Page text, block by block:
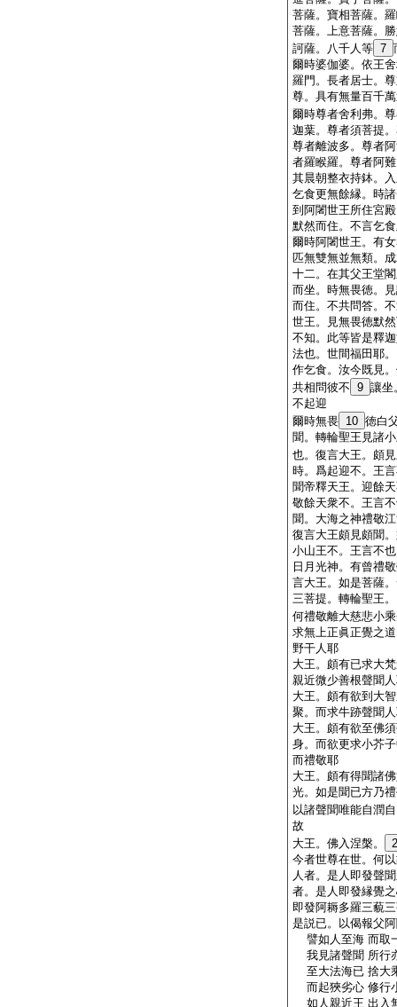
菩薩。寶相菩薩。
菩薩。上意菩薩。
訶薩。八千人等 7
爾時婆伽婆。依王
羅門。長者居士。
尊。具有無量百千
爾時尊者舍利弗。
迦葉。尊者須菩提
尊者離波多。尊者
者羅睺羅。尊者阿
其晨朝整衣持鉢。
乞食更無餘縁。時
到阿闍世王所住宮
默然而住。不言乞
爾時阿闍世王。有
匹無雙無並無類。
十二。在其父王堂
而坐。時無畏徳。
而住。不共問答。
世王。見無畏徳默
不知。此等皆是釋
法也。世間福田耶
作乞食。汝今既見
共相問彼不 9 讓坐
不起迎
爾時無畏 10 徳白
聞。轉輪聖王見諸
也。復言大王。頗
時。爲起迎不。王
聞帝釋天王。迎餘
敬餘天衆不。王言
聞。大海之神禮敬
復言大王頗見頗聞
小山王不。王言不
日月光神。有曾禮
言大王。如是菩薩
三菩提。轉輪聖王
何禮敬離大慈悲小
求無上正眞正覺之
野干人耶
大王。頗有已求大
親近微少善根聲聞
大王。頗有欲到大
聚。而求牛跡聲聞
大王。頗有欲至佛
身。而欲更求小芥
而禮敬耶
大王。頗有得聞諸
光。如是聞已方乃
以諸聲聞唯能自潤
故
大王。佛入涅槃。
2
今者世尊在世。何
人者。是人即發聲
者。是人即發縁覺
即發阿耨多羅三藐
是説已。以偈報父
譬如人至海 而取
我見諸聲聞 所行
至大法海已 捨大
而起狹劣心 修行
如人親近王 出入